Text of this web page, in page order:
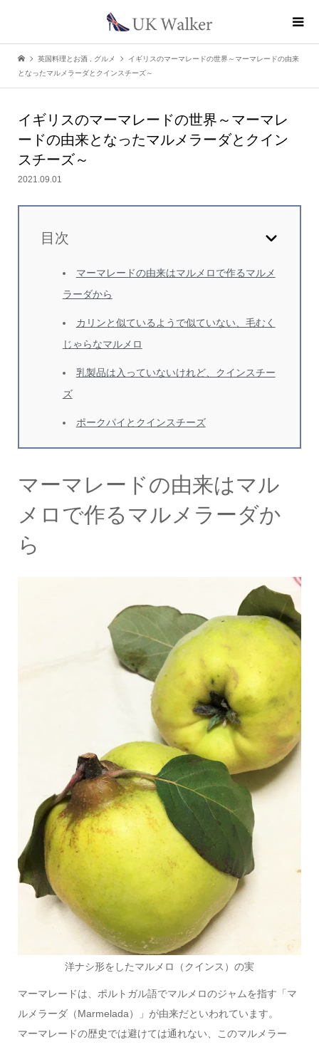
英国料理とお酒 グルメ
イギリスのマーマレードの世界～マーマレードの由来
となったマルメラーダとクインスチーズ～
イギリスのマーマレードの世界～マーマレ
ードの由来となったマルメラーダとクイン
スチーズ～
2021.09.01
目次
マーマレードの由来はマルメロで作るマルメ
ラーダから
カリンと似ているようで似ていない、毛むく
じゃらなマルメロ
乳製品は入っていないけれど、クインスチー
ズ
ポークパイとクインスチーズ
マーマレードの由来はマル
メロで作るマルメラーダか
ら
洋ナシ形をしたマルメロ（クインス）の実
マーマレードは、ポルトガル語でマルメロのジャムを指す「マ
ルメラーダ（Marmelada）」が由来だといわれています。
マーマレードの歴史では避けては通れない、このマルメラー